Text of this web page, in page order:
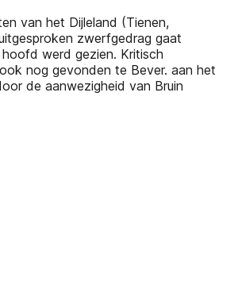
van het Dijleland (Tienen,
zwerfgedrag gaat
werd gezien. Kritisch
nog gevonden te Bever. aan het
de aanwezigheid van Bruin